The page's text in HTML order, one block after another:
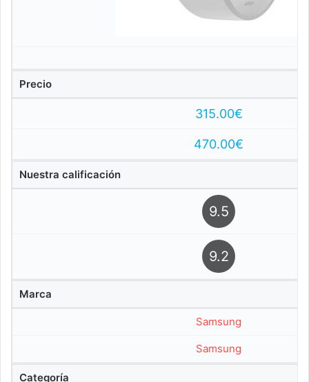
Precio
315.00€
470.00€
Nuestra calificación
9.5
9.2
Marca
Samsung
Samsung
Categoría